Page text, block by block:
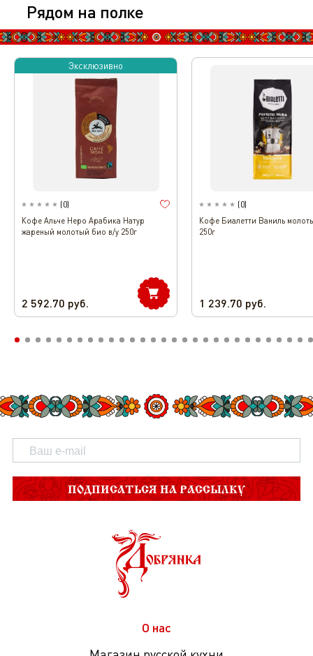
Рядом на полке
Эксклюзивно
(0)
Кофе Альче Неро Арабика Натур
жареный молотый био в/у 250г
2 592.70 руб.
(0)
Кофе Биалетти Ваниль
250г
1 239.70 руб.
ПОДПИСАТЬСЯ НА РАССЫЛКУ
О нас